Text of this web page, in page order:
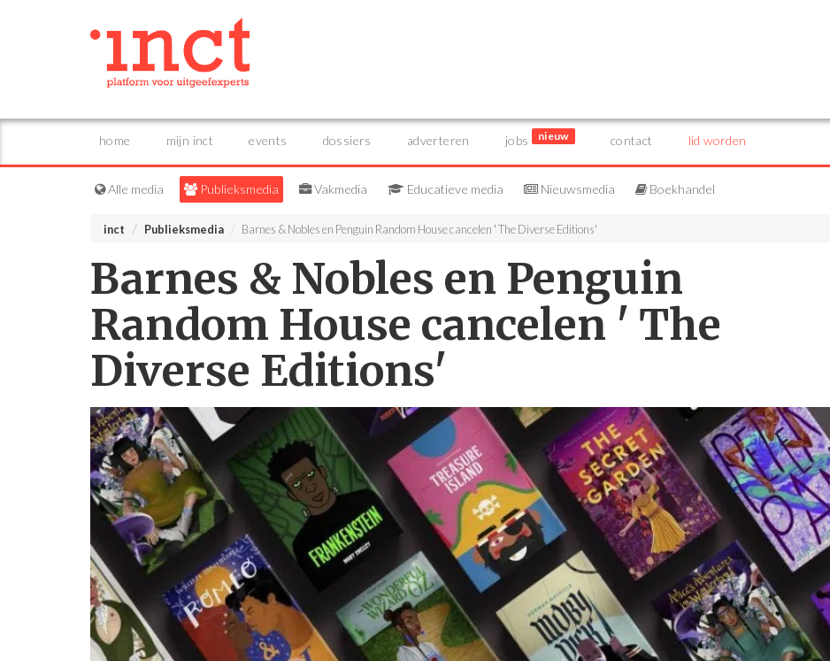
home mijn inct events dossiers adverteren jobs nieuw contact lid worden
Alle media Publieksmedia Vakmedia Educatieve media Nieuwsmedia Boekhandel
inct Publieksmedia Barnes & Nobles en Penguin Random House cancelen ' The Diverse Editions'
Barnes & Nobles en Penguin
Random House cancelen ' The
Diverse Editions'